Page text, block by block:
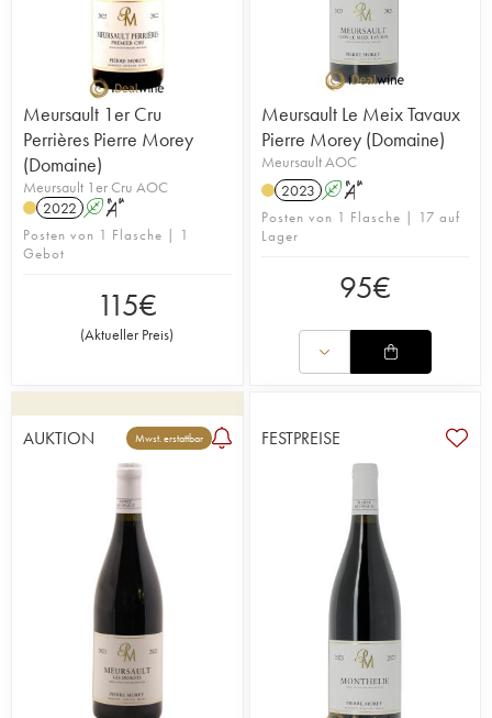
Meursault 1er Cru
Perrières Pierre Morey
(Domaine)
Meursault 1er Cru AOC
2022 A S
Posten von 1 Flasche | 1
Gebot
115€
(Aktueller Preis)
Meursault Le Meix Tavaux
Pierre Morey (Domaine)
Meursault AOC
2023 A S
Posten von 1 Flasche | 17 auf
Lager
95€
AUKTION Mwst. erstattbar FESTPREISE